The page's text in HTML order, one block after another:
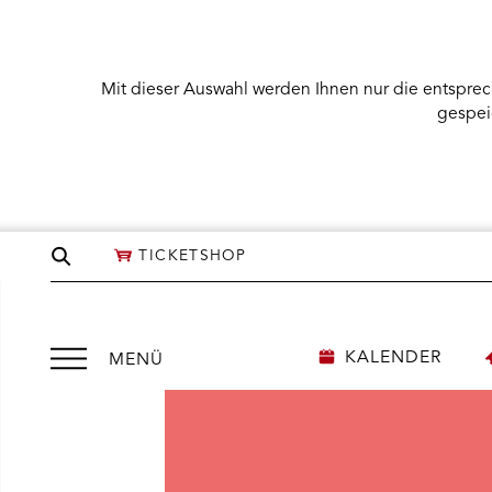
Seite
TICKETSHOP
Mit dieser Auswahl werden Ihnen nur die
MENÜ
Menü
KALENDER